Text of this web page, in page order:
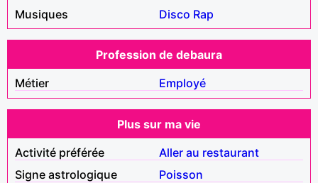
Musiques
Disco Rap
Profession de debaura
Métier
Employé
Plus sur ma vie
Activité préférée
Aller au restaurant
Signe astrologique
Poisson